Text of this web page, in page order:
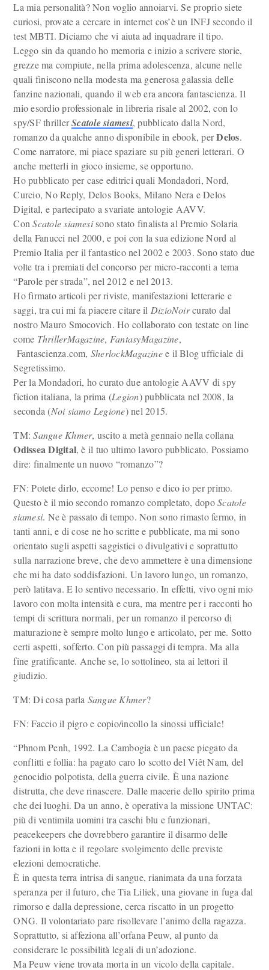
La mia personalità? Non voglio annoiarvi. Se proprio siete
curiosi, provate a cercare in internet cos’è un INFJ secondo il
test MBTI. Diciamo che vi aiuta ad inquadrare il tipo.
Leggo sin da quando ho memoria e inizio a scrivere storie,
grezze ma compiute, nella prima adolescenza, alcune nelle
quali finiscono nella modesta ma generosa galassia delle
fanzine nazionali, quando il web era ancora fantascienza. Il
mio esordio professionale in libreria risale al 2002, con lo
spy/SF thrillerScatole siamesi, pubblicato dalla Nord,
romanzo da qualche anno disponibile in ebook, perDelos.
Come narratore, mi piace spaziare su più generi letterari. O
anche metterli in gioco insieme, se opportuno.
Ho pubblicato per case editrici quali Mondadori, Nord,
Curcio, No Reply, Delos Books, Milano Nera e Delos
Digital, e partecipato a svariate antologie AAVV.
ConScatole siamesisono stato finalista al Premio Solaria
della Fanucci nel 2000, e poi con la sua edizione Nord al
Premio Italia per il fantastico nel 2002 e 2003. Sono stato due
volte tra i premiati del concorso per micro-racconti a tema
“Parole per strada”, nel 2012 e nel 2013.
Ho firmato articoli per riviste, manifestazioni letterarie e
saggi, tra cui mi fa piacere citare il DizioNoircurato dal
nostro Mauro Smocovich. Ho collaborato con testate on line
come ThrillerMagazine, FantasyMagazine,
Fantascienza.com, SherlockMagazinee il Blog ufficiale di
Segretissimo.
Per la Mondadori, ho curato due antologie AAVV di spy
fiction italiana, la prima (Legion) pubblicata nel 2008, la
seconda (Noi siamo Legione) nel 2015.
TM:Sangue Khmer, uscito a metà gennaio nella collana
Odissea Digital, è il tuo ultimo lavoro pubblicato. Possiamo
dire: finalmente un nuovo “romanzo”?
FN: Potete dirlo, eccome! Lo penso e dico io per primo.
Questo è il mio secondo romanzo completato, dopoScatole
siamesi. Ne è passato di tempo. Non sono rimasto fermo, in
tanti anni, e di cose ne ho scritte e pubblicate, ma mi sono
orientato sugli aspetti saggistici o divulgativi e soprattutto
sulla narrazione breve, che devo ammettere è una dimensione
che mi ha dato soddisfazioni. Un lavoro lungo, un romanzo,
però latitava. E lo sentivo necessario. In effetti, vivo ogni mio
lavoro con molta intensità e cura, ma mentre per i racconti ho
tempi di scrittura normali, per un romanzo il percorso di
maturazione è sempre molto lungo e articolato, per me. Sotto
certi aspetti, sofferto. Con più passaggi di tempra. Ma alla
fine gratificante. Anche se, lo sottolineo, sta ai lettori il
giudizio.
TM: Di cosa parla Sangue Khmer?
FN: Faccio il pigro e copio/incollo la sinossi ufficiale!
“Phnom Penh, 1992. La Cambogia è un paese piegato da
conflitti e follia: ha pagato caro lo scotto del Viêt Nam, del
genocidio polpotista, della guerra civile. È una nazione
distrutta, che deve rinascere. Dalle macerie dello spirito prima
che dei luoghi. Da un anno, è operativa la missione UNTAC:
più di ventimila uomini tra caschi blu e funzionari,
peacekeepers che dovrebbero garantire il disarmo delle
fazioni in lotta e il regolare svolgimento delle previste
elezioni democratiche.
È in questa terra intrisa di sangue, rianimata da una forzata
speranza per il futuro, che Tia Liliek, una giovane in fuga dal
rimorso e dalla depressione, cerca riscatto in un progetto
ONG. Il volontariato pare risollevare l’animo della ragazza.
Soprattutto, si affeziona all’orfana Peuw, al punto da
considerare le possibilità legali di un’adozione.
Ma Peuw viene trovata morta in un vicolo della capitale.